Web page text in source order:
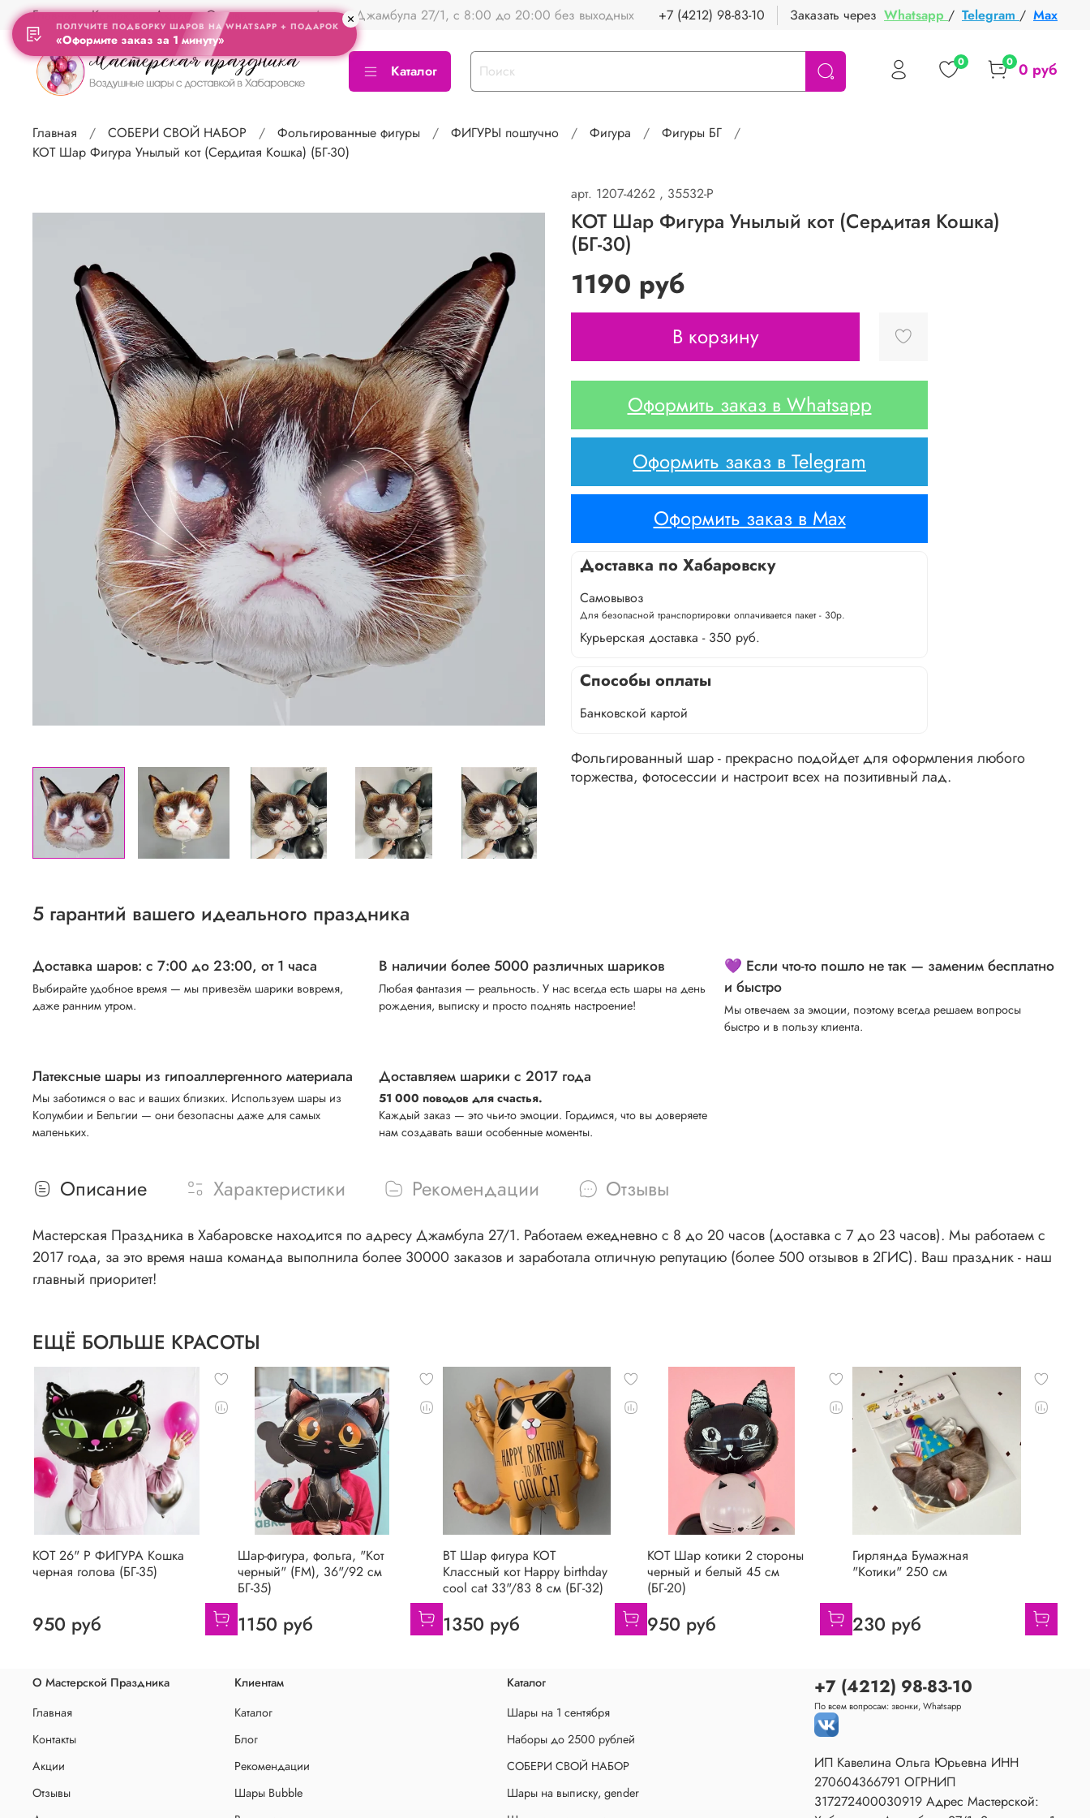
Главная Контакты Акции Отзывы Адрес Джамбула 27/1, с 8:00 до 20:00 без выходных +7 (4212) 98-83-10 Заказать через Whatsapp / Telegram / Max
Каталог 0 0 0 руб
Главная СОБЕРИ СВОЙ НАБОР Фольгированные фигуры ФИГУРЫ поштучно Фигура
Фигуры БГ
КОТ Шар Фигура Унылый кот (Сердитая Кошка) (БГ-30)
арт. 1207-4262 , 35532-P
КОТ Шар Фигура Унылый кот (Сердитая Кошка)
(БГ-30)
1190 руб
В корзину
Оформить заказ в Whatsapp
Оформить заказ в Telegram
Оформить заказ в Max
Доставка по Хабаровску
Самовывоз
Для безопасной транспортировки оплачивается пакет - 30р.
Курьерская доставка - 350 руб.
Способы оплаты
Банковской картой
Фольгированный шар - прекрасно подойдет для оформления любого
торжества, фотосессии и настроит всех на позитивный лад.
5 гарантий вашего идеального праздника
Доставка шаров: с 7:00 до 23:00, от 1 часа
Выбирайте удобное время — мы привезём шарики вовремя,
даже ранним утром.
В наличии более 5000 различных шариков
Любая фантазия — реальность. У нас всегда есть шары на день
рождения, выписку и просто поднять настроение!
💜 Если что-то пошло не так — заменим бесплатно
и быстро
Мы отвечаем за эмоции, поэтому всегда решаем вопросы
быстро и в пользу клиента.
Латексные шары из гипоаллергенного материала
Мы заботимся о вас и ваших близких. Используем шары из
Колумбии и Бельгии — они безопасны даже для самых
маленьких.
Доставляем шарики с 2017 года
51 000 поводов для счастья.
Каждый заказ — это чьи-то эмоции. Гордимся, что вы доверяете
нам создавать ваши особенные моменты.
Описание Характеристики Рекомендации Отзывы
Мастерская Праздника в Хабаровске находится по адресу Джамбула 27/1. Работаем ежедневно с 8 до 20 часов (доставка с 7 до 23 часов). Мы работаем с
2017 года, за это время наша команда выполнила более 30000 заказов и заработала отличную репутацию (более 500 отзывов в 2ГИС). Ваш праздник - наш
главный приоритет!
ЕЩЁ БОЛЬШЕ КРАСОТЫ
КОТ 26" Р ФИГУРА Кошка
черная голова (БГ-35)
950 руб
Шар-фигура, фольга, "Кот
черный" (FM), 36"/92 см
БГ-35)
1150 руб
BT Шар фигура КОТ
Классный кот Happy birthday
cool cat 33"/83 8 см (БГ-32)
1350 руб
КОТ Шар котики 2 стороны
черный и белый 45 см
(БГ-20)
950 руб
Гирлянда Бумажная
"Котики" 250 см
230 руб
О Мастерской Праздника
Главная
Контакты
Акции
Отзывы
Клиентам
Каталог
Блог
Рекомендации
Шары Bubble
Каталог
Шары на 1 сентября
Наборы до 2500 рублей
СОБЕРИ СВОЙ НАБОР
Шары на выписку, gender
+7 (4212) 98-83-10
По всем вопросам: звонки, Whatsapp
ИП Кавелина Ольга Юрьевна ИНН
270604366791 ОГРНИП
317272400030919 Адрес Мастерской:
ПОЛУЧИТЕ ПОДБОРКУ ШАРОВ НА WHATSAPP + ПОДАРОК
«Оформите заказ за 1 минуту»